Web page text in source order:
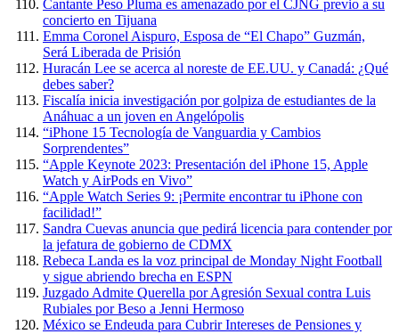
Cantante Peso Pluma es amenazado por el CJNG previo a su
concierto en Tijuana
Emma Coronel Aispuro, Esposa de “El Chapo” Guzmán,
Será Liberada de Prisión
Huracán Lee se acerca al noreste de EE.UU. y Canadá: ¿Qué
debes saber?
Fiscalía inicia investigación por golpiza de estudiantes de la
Anáhuac a un joven en Angelópolis
“iPhone 15 Tecnología de Vanguardia y Cambios
Sorprendentes”
“Apple Keynote 2023: Presentación del iPhone 15, Apple
Watch y AirPods en Vivo”
“Apple Watch Series 9: ¡Permite encontrar tu iPhone con
facilidad!”
Sandra Cuevas anuncia que pedirá licencia para contender por
la jefatura de gobierno de CDMX
Rebeca Landa es la voz principal de Monday Night Football
y sigue abriendo brecha en ESPN
Juzgado Admite Querella por Agresión Sexual contra Luis
Rubiales por Beso a Jenni Hermoso
México se Endeuda para Cubrir Intereses de Pensiones y